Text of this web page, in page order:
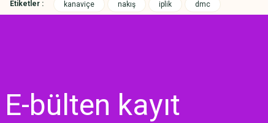
Etiketler : kanaviçe nakış iplik dmc
E-bülten kayıt